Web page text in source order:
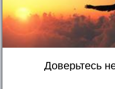
Доверьтесь